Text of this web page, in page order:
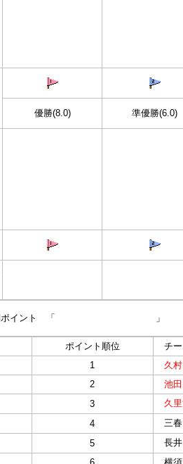
優勝(8.0)
準優勝(6.0)
多勝利ポイント 「 」
ポイント順位
チー
1
久村
2
池田
3
久里
4
三春
5
長井